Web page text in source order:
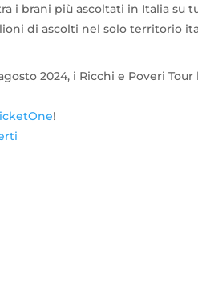
i brani più ascoltati in Italia
di ascolti nel solo territorio
2024, i Ricchi e Poveri
!